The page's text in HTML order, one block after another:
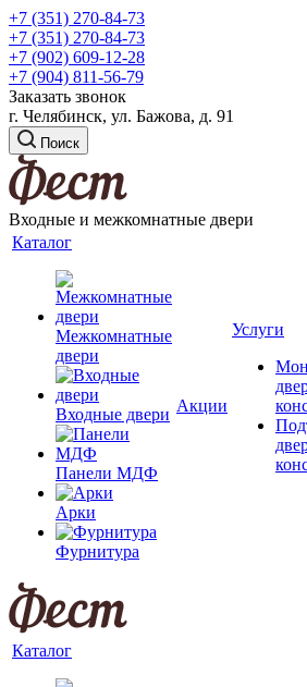
+7 (351) 270-84-73
+7 (351) 270-84-73
+7 (902) 609-12-28
+7 (904) 811-56-79
Заказать звонок
г. Челябинск, ул. Бажова, д. 91
Поиск
Входные и межкомнатные двери
Каталог
Межкомнатные
двери
Входные двери
Панели МДФ
Арки
Фурнитура
Акции
Услуги
Каталог